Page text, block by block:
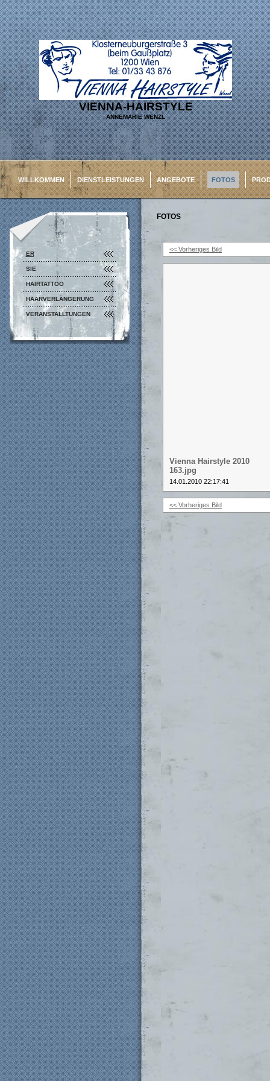
VIENNA-HAIRSTYLE
ANNEMARIE WENZL
WILLKOMMEN DIENSTLEISTUNGEN ANGEBOTE FOTOS
ER
SIE
HAIRTATTOO
HAARVERLÄNGERUNG
VERANSTALLTUNGEN
FOTOS
<< Vorheriges Bild
Vienna Hairstyle 2010
163.jpg
14.01.2010 22:17:41
<< Vorheriges Bild